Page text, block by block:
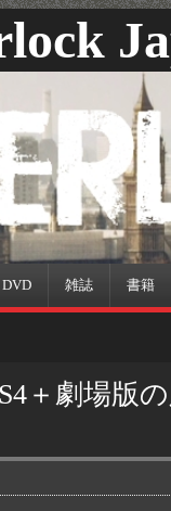
DVD 雑誌 書籍
＋劇場版